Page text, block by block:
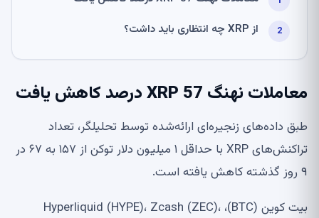
از XRP چه انتظاری باید داشت؟
معاملات نهنگ XRP 57 درصد کاهش یافت
طبق داده‌های زنجیره‌ای ارائه‌شده توسط تحلیلگر، تعداد
تراکنش‌های XRP با حداقل ۱ میلیون دلار توکن از ۱۵۷ به ۶۷ در
۹ روز گذشته کاهش یافته است.
بیت کوین (BTC)، Hyperliquid (HYPE)، Zcash (ZEC)،